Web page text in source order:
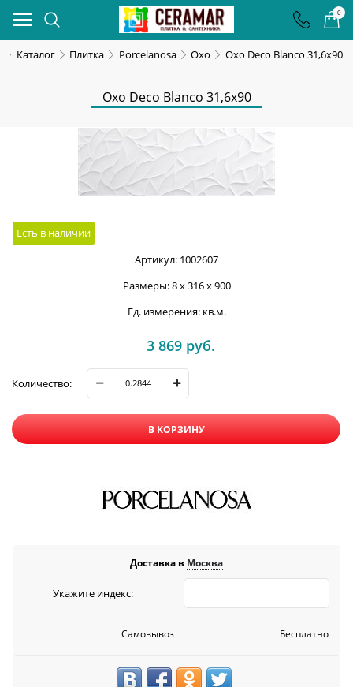
0
Каталог Плитка Porcelanosa Oxo Oxo Deco Blanco 31,6x90
Oxo Deco Blanco 31,6x90
Есть в наличии
Артикул: 1002607
Размеры:8 x 316 x 900
Ед. измерения: кв.м.
3 869 руб.
Количество:
В КОРЗИНУ
Доставка в Москва
Укажите индекс:
Самовывоз Бесплатно